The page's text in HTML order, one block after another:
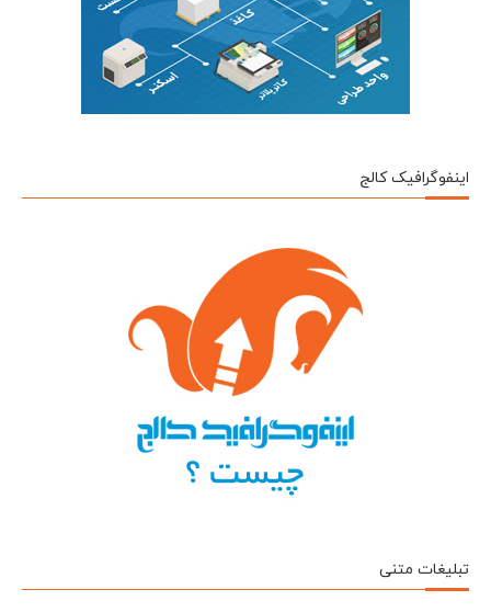
اینفوگرافیک کالج
تبلیغات متنی